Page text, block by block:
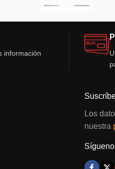
información
Los
nuestra